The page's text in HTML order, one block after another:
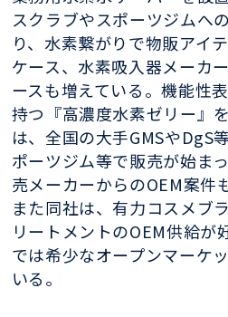
スクラブやスポーツジムへ
り、水素繋がりで物販アイ
ケース、水素吸入器メーカ
ースも増えている。機能性
持つ『高濃度水素ゼリー』
は、全国の大手GMSやDgS
ポーツジム等で販売が始ま
売メーカーからのOEM案件
また同社は、有力コスメブ
リートメントのOEM供給が
では希少なオープンマーケ
いる。